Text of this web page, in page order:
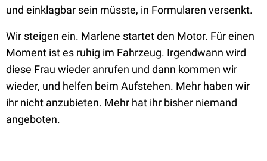
und einklagbar sein müsste, in Formularen versenkt.
Wir steigen ein. Marlene startet den Motor. Für einen
Moment ist es ruhig im Fahrzeug. Irgendwann wird
diese Frau wieder anrufen und dann kommen wir
wieder, und helfen beim Aufstehen. Mehr haben wir
ihr nicht anzubieten. Mehr hat ihr bisher niemand
angeboten.